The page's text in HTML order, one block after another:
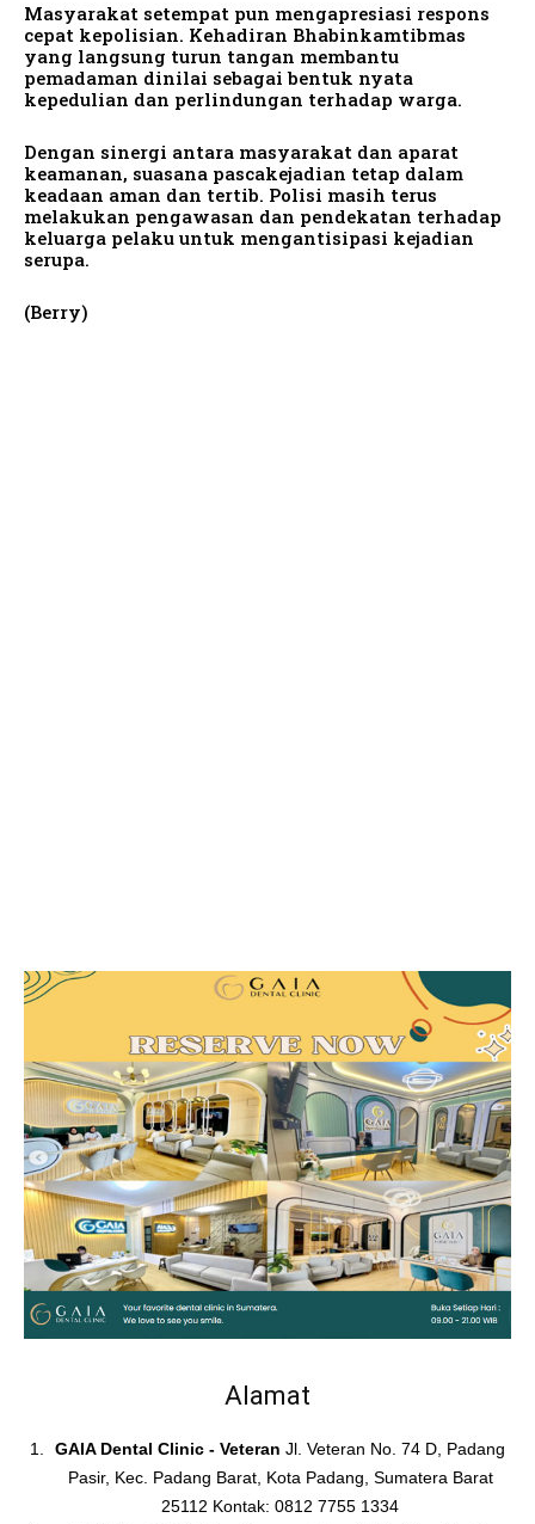
Masyarakat setempat pun mengapresiasi respons
cepat kepolisian. Kehadiran Bhabinkamtibmas
yang langsung turun tangan membantu
pemadaman dinilai sebagai bentuk nyata
kepedulian dan perlindungan terhadap warga.
Dengan sinergi antara masyarakat dan aparat
keamanan, suasana pascakejadian tetap dalam
keadaan aman dan tertib. Polisi masih terus
melakukan pengawasan dan pendekatan terhadap
keluarga pelaku untuk mengantisipasi kejadian
serupa.
(Berry)
Alamat
GAIA Dental Clinic - Veteran Jl. Veteran No. 74 D, Padang
Pasir, Kec. Padang Barat, Kota Padang, Sumatera Barat
25112 Kontak: 0812 7755 1334